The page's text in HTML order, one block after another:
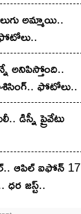
అమ్మాయి..
అనిపిస్తోంది..
ఫోటోలు..
డిస్నీ ప్రైవేటు
ఆపిల్ ఐఫోన్ 17
ధర జస్ట్..